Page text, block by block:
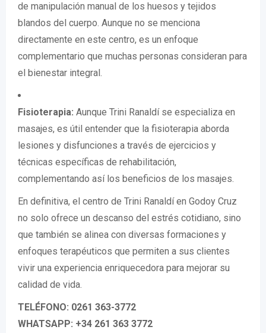
de manipulación manual de los huesos y tejidos
blandos del cuerpo. Aunque no se menciona
directamente en este centro, es un enfoque
complementario que muchas personas consideran para
el bienestar integral.
Fisioterapia: Aunque Trini Ranaldí se especializa en
masajes, es útil entender que la fisioterapia aborda
lesiones y disfunciones a través de ejercicios y
técnicas específicas de rehabilitación,
complementando así los beneficios de los masajes.
En definitiva, el centro de Trini Ranaldí en Godoy Cruz
no solo ofrece un descanso del estrés cotidiano, sino
que también se alinea con diversas formaciones y
enfoques terapéuticos que permiten a sus clientes
vivir una experiencia enriquecedora para mejorar su
calidad de vida.
TELÉFONO: 0261 363-3772
WHATSAPP: +34 261 363 3772